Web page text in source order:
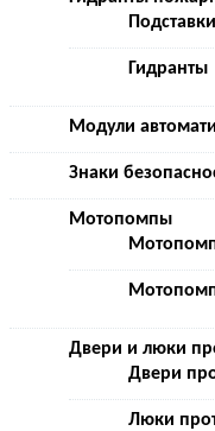
Гидранты
Модули
Знаки
Мотопомпы
Двери и люки
Двери
Люки